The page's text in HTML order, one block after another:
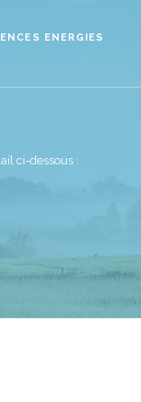
ENERGIES
ci-dessous :